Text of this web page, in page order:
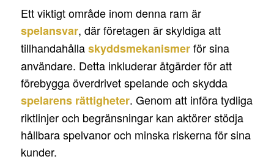
Ett viktigt område inom denna ram är
spelansvar, där företagen är skyldiga att
tillhandahållaskyddsmekanismerför sina
användare. Detta inkluderar åtgärder för att
förebygga överdrivet spelande och skydda
spelarens rättigheter. Genom att införa tydliga
riktlinjer och begränsningar kan aktörer stödja
hållbara spelvanor och minska riskerna för sina
kunder.